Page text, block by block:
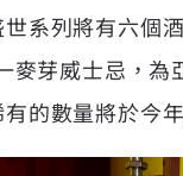
系列將有六個
麥芽威士忌，
的數量將於今